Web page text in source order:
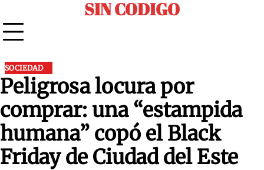
to
content
SIN CODIGO
SOCIEDAD
Peligrosa locura por
comprar: una “estampida
humana” copó el Black
Friday de Ciudad del Este